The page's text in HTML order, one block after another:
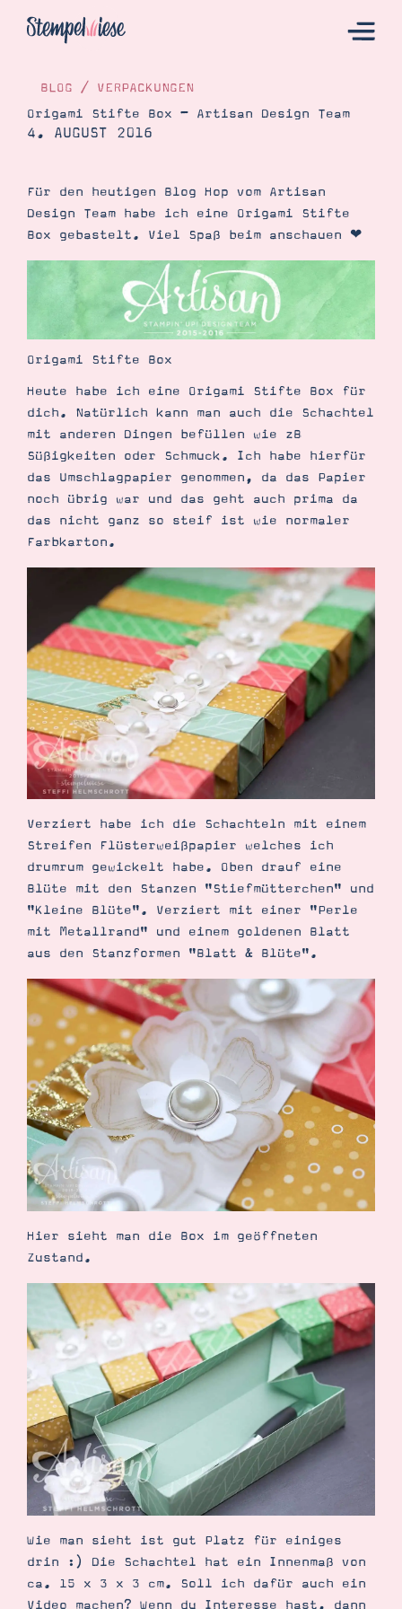
Katalog
Bestellen
Kontakt
Angebote
Demonstrator werden
Blog
Gutscheine
Produkte erklärt
Über mich
Über Stampin’ Up!
Tipps & Tricks
Ordnungstipps
Suche Impressum Datenschutz
BLOG / VERPACKUNGEN
Origami Stifte Box – Artisan Design Team
4. AUGUST 2016
Für den heutigen Blog Hop vom Artisan
Design Team habe ich eine Origami Stifte
Box gebastelt. Viel Spaß beim anschauen ❤︎
Origami Stifte Box
Heute habe ich eine Origami Stifte Box für
dich. Natürlich kann man auch die Schachtel
mit anderen Dingen befüllen wie zB
Süßigkeiten oder Schmuck. Ich habe hierfür
das Umschlagpapier genommen, da das Papier
noch übrig war und das geht auch prima da
das nicht ganz so steif ist wie normaler
Farbkarton.
Verziert habe ich die Schachteln mit einem
Streifen Flüsterweißpapier welches ich
drumrum gewickelt habe. Oben drauf eine
Blüte mit den Stanzen "Stiefmütterchen" und
"Kleine Blüte". Verziert mit einer "Perle
mit Metallrand" und einem goldenen Blatt
aus den Stanzformen "Blatt & Blüte".
Hier sieht man die Box im geöffneten
Zustand.
Wie man sieht ist gut Platz für einiges
drin :) Die Schachtel hat ein Innenmaß von
ca. 15 x 3 x 3 cm. Soll ich dafür auch ein
Video machen? Wenn du Interesse hast, dann